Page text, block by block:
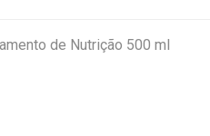
de Nutrição 500 ml